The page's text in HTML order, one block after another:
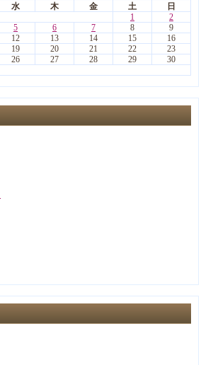
水 木 金 土
日
1
2
5 6 7 8
9
12 13 14 15
16
19 20 21 22
23
26 27 28 29
30